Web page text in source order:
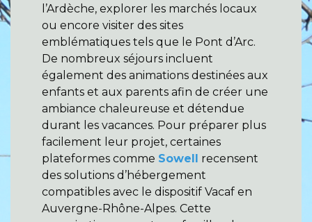
l’Ardèche, explorer les marchés locaux
ou encore visiter des sites
emblématiques tels que le Pont d’Arc.
De nombreux séjours incluent
également des animations destinées aux
enfants et aux parents afin de créer une
ambiance chaleureuse et détendue
durant les vacances. Pour préparer plus
facilement leur projet, certaines
plateformes comme Sowell recensent
des solutions d’hébergement
compatibles avec le dispositif Vacaf en
Auvergne-Rhône-Alpes. Cette